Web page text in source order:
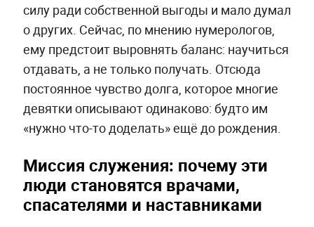
силу ради собственной выгоды и мало думал
о других. Сейчас, по мнению нумерологов,
ему предстоит выровнять баланс: научиться
отдавать, а не только получать. Отсюда
постоянное чувство долга, которое многие
девятки описывают одинаково: будто им
«нужно что-то доделать» ещё до рождения.
Миссия служения: почему эти
люди становятся врачами,
спасателями и наставниками